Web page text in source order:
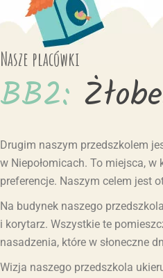
Nasze placówki
BB2:
Drugim naszym przedszkolem
w Niepołomicach. To miejsca,
preferencje. Naszym celem jest
Na budynek naszego
i korytarz. Wszystkie te
nasadzenia, które w słoneczne
Wizja naszego przedszkola